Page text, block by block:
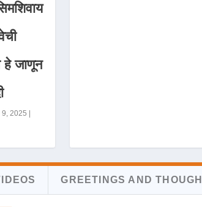
हे जाणून
9, 2025
GREETINGS AND